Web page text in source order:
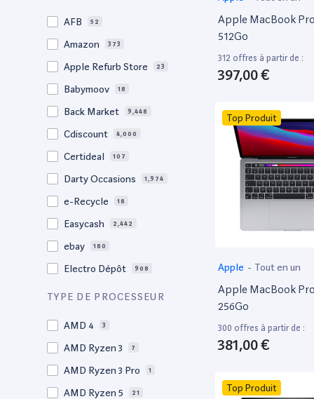
15,4" 2
15.4" 73
15.3" 2
15" 206
14.6" 3
AFB 52
Amazon 373
Apple Refurb Store 23
Babymoov 18
Back Market 9,448
Cdiscount 4,000
Certideal 107
Darty Occasions 1,974
e-Recycle 18
Easycash 2,442
ebay 180
Electro Dépôt 908
Factorefurb
TYPE DE PROCESSEUR
AMD 4 3
AMD Ryzen 3 7
AMD Ryzen 3 Pro 1
AMD Ryzen 5 21
Apple MacBook Pro
512Go
312 offres à partir de :
397,00 €
Top Produit
Apple - Tout en un
Apple MacBook Pro
256Go
300 offres à partir de :
381,00 €
Top Produit